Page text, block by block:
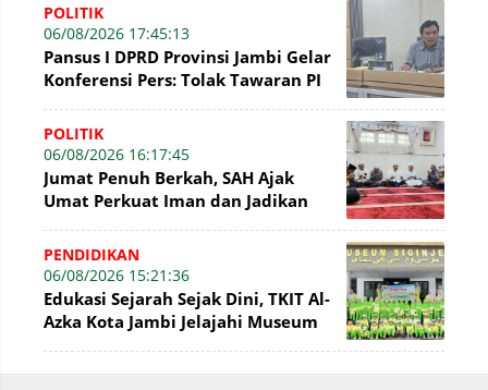
POLITIK
06/08/2026 17:45:13
Pansus I DPRD Provinsi Jambi Gelar
Konferensi Pers: Tolak Tawaran PI
POLITIK
06/08/2026 16:17:45
Jumat Penuh Berkah, SAH Ajak
Umat Perkuat Iman dan Jadikan
Membangun Bangsa
PENDIDIKAN
06/08/2026 15:21:36
Edukasi Sejarah Sejak Dini, TKIT Al-
Azka Kota Jambi Jelajahi Museum